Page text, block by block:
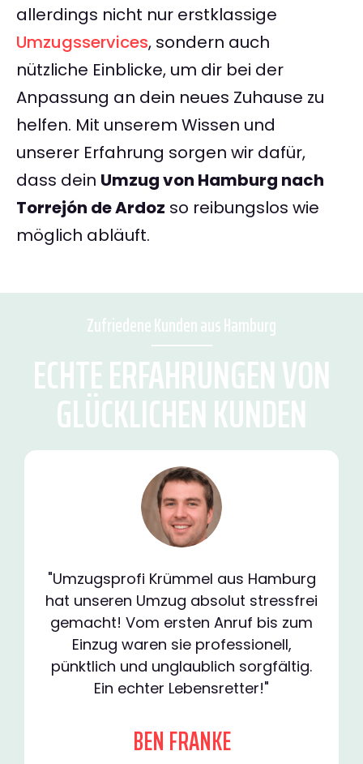
allerdings nicht nur erstklassige
Umzugsservices, sondern auch
nützliche Einblicke, um dir bei der
Anpassung an dein neues Zuhause zu
helfen. Mit unserem Wissen und
unserer Erfahrung sorgen wir dafür,
dass dein Umzug von Hamburg nach
Torrejón de Ardoz so reibungslos wie
möglich abläuft.
Zufriedene Kunden aus Hamburg
ECHTE ERFAHRUNGEN VON
GLÜCKLICHEN KUNDEN
"Umzugsprofi Krümmel aus Hamburg
hat unseren Umzug absolut stressfrei
gemacht! Vom ersten Anruf bis zum
Einzug waren sie professionell,
pünktlich und unglaublich sorgfältig.
Ein echter Lebensretter!"
BEN FRANKE